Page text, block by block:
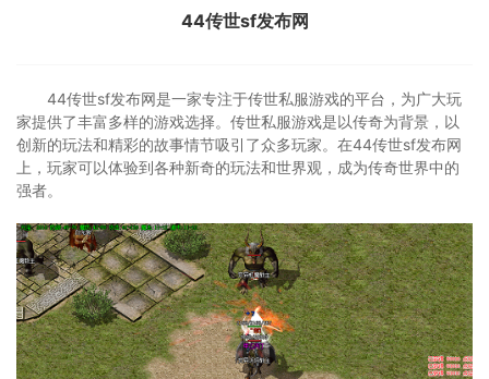
44传世sf发布网
44传世sf发布网是一家专注于传世私服游戏的平台，为广大玩
家提供了丰富多样的游戏选择。传世私服游戏是以传奇为背景，以
创新的玩法和精彩的故事情节吸引了众多玩家。在44传世sf发布网
上，玩家可以体验到各种新奇的玩法和世界观，成为传奇世界中的
强者。